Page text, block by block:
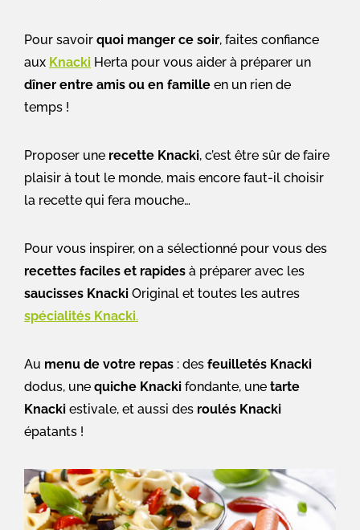
Pour savoir quoi manger ce soir, faites confiance
aux Knacki Herta pour vous aider à préparer un
dîner entre amis ou en famille en un rien de
temps !
Proposer une recette Knacki, c’est être sûr de faire
plaisir à tout le monde, mais encore faut-il choisir
la recette qui fera mouche…
Pour vous inspirer, on a sélectionné pour vous des
recettes faciles et rapides à préparer avec les
saucisses Knacki Original et toutes les autres
spécialités Knacki.
Au menu de votre repas : des feuilletés Knacki
dodus, une quiche Knacki fondante, une tarte
Knacki estivale, et aussi des roulés Knacki
épatants !